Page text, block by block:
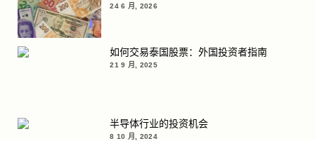
24 6 月, 2026
如何交易泰国股票：外国投资者指南
21 9 月, 2025
半导体行业的投资机会
8 10 月, 2024